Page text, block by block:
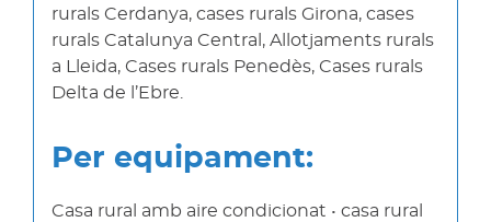
rurals Cerdanya, cases rurals Girona, cases
rurals Catalunya Central, Allotjaments rurals
a Lleida, Cases rurals Penedès, Cases rurals
Delta de l’Ebre.
Per equipament:
Casa rural amb aire condicionat • casa rural